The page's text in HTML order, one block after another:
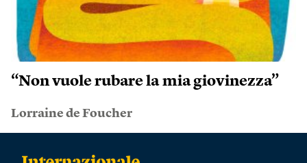
“Non vuole rubare la mia giovinezza”
Lorraine de Foucher